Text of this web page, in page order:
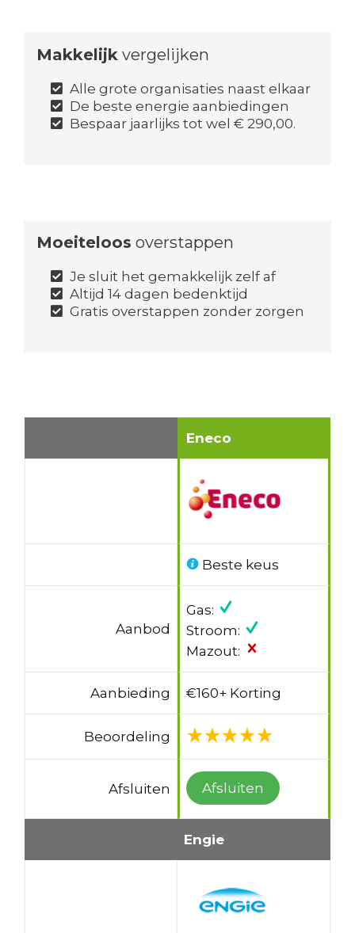
Makkelijk vergelijken
Alle grote organisaties naast elkaar
De beste energie aanbiedingen
Bespaar jaarlijks tot wel € 290,00.
Moeiteloos overstappen
Je sluit het gemakkelijk zelf af
Altijd 14 dagen bedenktijd
Gratis overstappen zonder zorgen
Eneco
Beste keus
Aanbod
Gas:
Stroom:
Mazout:
Aanbieding €160+ Korting
Beoordeling
Afsluiten Afsluiten
Engie